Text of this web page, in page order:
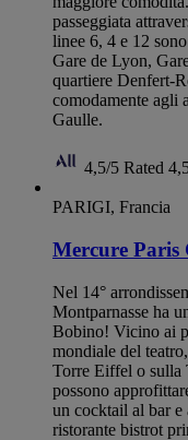
passeggiata
linee 6, 4 e 12
Gare de Lyon,
quartiere Denfert-
comodamente agli
Gaulle.
4,5/5 Rated
PARIGI, Francia
Mercure Paris
Nel 14°
Montparnasse ha
Bobino! Vicino ai
mondiale del
Torre Eiffel o sulla
possono
un cocktail al bar e
ristorante bistrot